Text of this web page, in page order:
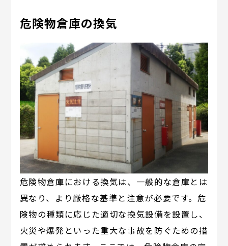
危険物倉庫の換気
危険物倉庫における換気は、一般的な倉庫とは
異なり、より厳格な基準と注意が必要です。危
険物の種類に応じた適切な換気設備を設置し、
火災や爆発といった重大な事故を防ぐための措